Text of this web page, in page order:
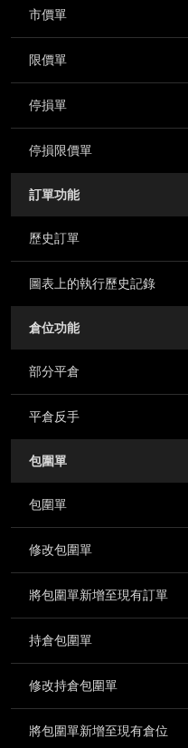
市價單
限價單
停損單
停損限價單
訂單功能
歷史訂單
圖表上的執行歷史記錄
倉位功能
部分平倉
平倉反手
包圍單
包圍單
修改包圍單
將包圍單新增至現有訂單
持倉包圍單
修改持倉包圍單
將包圍單新增至現有倉位